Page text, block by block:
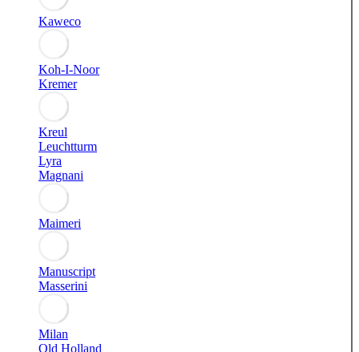
Kaweco
Koh-I-Noor
Kremer
Kreul
Leuchtturm
Lyra
Magnani
Maimeri
Manuscript
Masserini
Milan
Old Holland